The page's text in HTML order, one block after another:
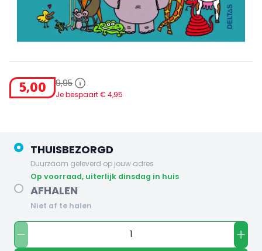
5,00 9,95
Je bespaart € 4,95
THUISBEZORGD
Duurzaam geleverd op jouw adres
op voorraad, uiterlijk dinsdag in huis
AFHALEN
Niet af te halen